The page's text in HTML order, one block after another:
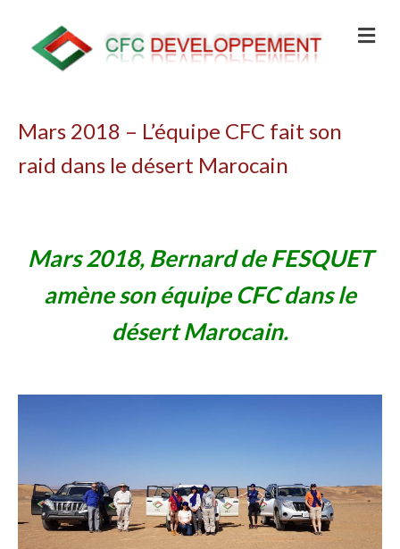
Mars 2018 – L’équipe CFC fait son
raid dans le désert Marocain
Mars 2018, Bernard de FESQUET
amène son équipe CFC dans le
désert Marocain.